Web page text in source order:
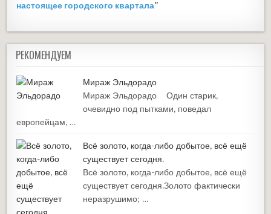
настоящее городского квартала"
РЕКОМЕНДУЕМ
Мираж Эльдорадо
Мираж Эльдорадо Один старик,
очевидно под пытками, поведал
европейцам, …
Всё золото, когда-либо добытое, всё ещё
существует сегодня.
Всё золото, когда-либо добытое, всё ещё
существует сегодня.Золото фактически
неразрушимо; …